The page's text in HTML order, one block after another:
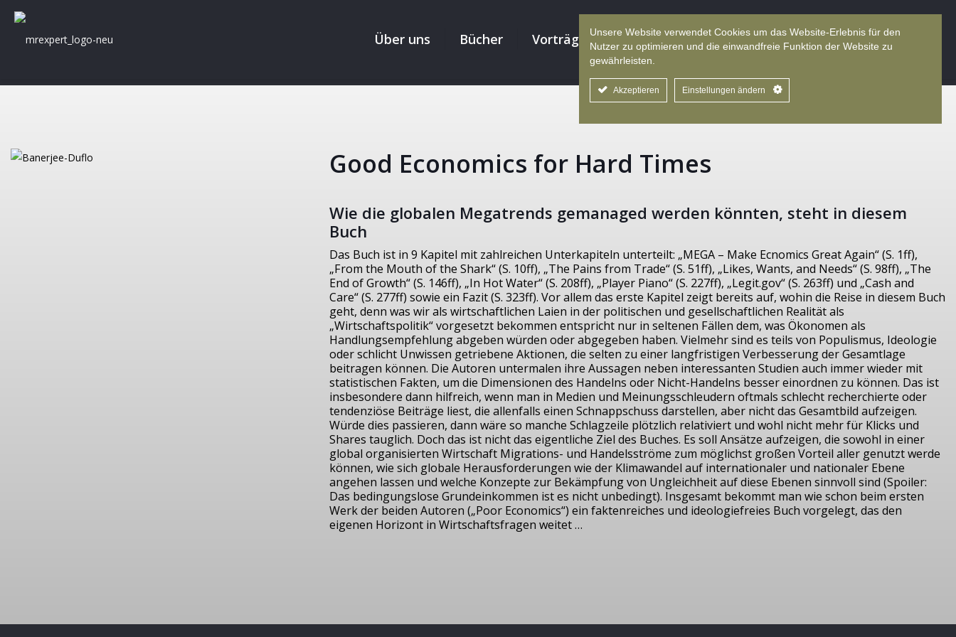
Über uns Bücher Vorträge Rezensionen Ernährungsmythen Sprache
Good Economics for Hard Times
Wie die globalen Megatrends gemanaged werden könnten, steht in diesem
Buch
Das Buch ist in 9 Kapitel mit zahlreichen Unterkapiteln unterteilt: „MEGA – Make Ecnomics Great Again“ (S. 1ff),
„From the Mouth of the Shark“ (S. 10ff), „The Pains from Trade“ (S. 51ff), „Likes, Wants, and Needs“ (S. 98ff), „The
End of Growth“ (S. 146ff), „In Hot Water“ (S. 208ff), „Player Piano“ (S. 227ff), „Legit.gov“ (S. 263ff) und „Cash and
Care“ (S. 277ff) sowie ein Fazit (S. 323ff). Vor allem das erste Kapitel zeigt bereits auf, wohin die Reise in diesem Buch
geht, denn was wir als wirtschaftlichen Laien in der politischen und gesellschaftlichen Realität als
„Wirtschaftspolitik“ vorgesetzt bekommen entspricht nur in seltenen Fällen dem, was Ökonomen als
Handlungsempfehlung abgeben würden oder abgegeben haben. Vielmehr sind es teils von Populismus, Ideologie
oder schlicht Unwissen getriebene Aktionen, die selten zu einer langfristigen Verbesserung der Gesamtlage
beitragen können. Die Autoren untermalen ihre Aussagen neben interessanten Studien auch immer wieder mit
statistischen Fakten, um die Dimensionen des Handelns oder Nicht-Handelns besser einordnen zu können. Das ist
insbesondere dann hilfreich, wenn man in Medien und Meinungsschleudern oftmals schlecht recherchierte oder
tendenziöse Beiträge liest, die allenfalls einen Schnappschuss darstellen, aber nicht das Gesamtbild aufzeigen.
Würde dies passieren, dann wäre so manche Schlagzeile plötzlich relativiert und wohl nicht mehr für Klicks und
Shares tauglich. Doch das ist nicht das eigentliche Ziel des Buches. Es soll Ansätze aufzeigen, die sowohl in einer
global organisierten Wirtschaft Migrations- und Handelsströme zum möglichst großen Vorteil aller genutzt werde
können, wie sich globale Herausforderungen wie der Klimawandel auf internationaler und nationaler Ebene
angehen lassen und welche Konzepte zur Bekämpfung von Ungleichheit auf diese Ebenen sinnvoll sind (Spoiler:
Das bedingungslose Grundeinkommen ist es nicht unbedingt). Insgesamt bekommt man wie schon beim ersten
Werk der beiden Autoren („Poor Economics“) ein faktenreiches und ideologiefreies Buch vorgelegt, das den
eigenen Horizont in Wirtschaftsfragen weitet …
Unsere Website verwendet Cookies um das Website-Erlebnis für den
Nutzer zu optimieren und die einwandfreie Funktion der Website zu
gewährleisten.
Akzeptieren Einstellungen ändern